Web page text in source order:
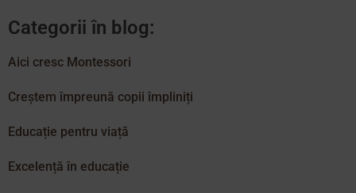
Categorii în blog:
Aici cresc Montessori
Creștem împreună copii împliniți
Educație pentru viață
Excelență în educație